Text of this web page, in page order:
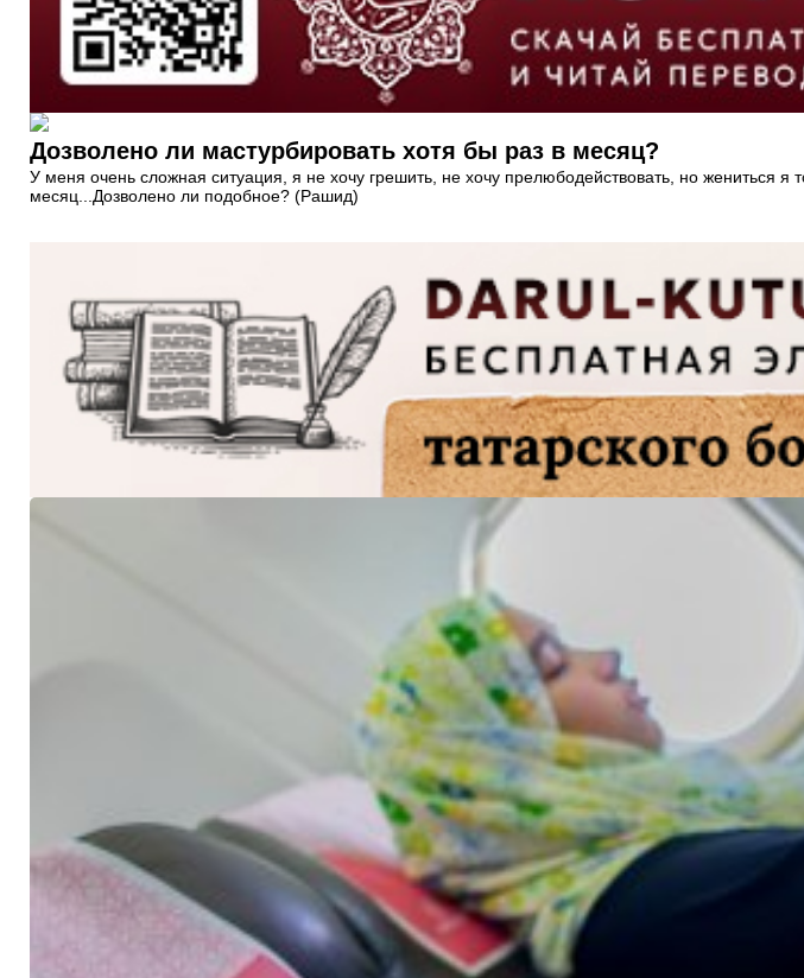
Дозволено ли мастурбировать хотя бы раз в месяц?
У меня очень сложная ситуация, я не хочу грешить, не хочу прелюбодействовать, но жениться
месяц...Дозволено ли подобное? (Рашид)